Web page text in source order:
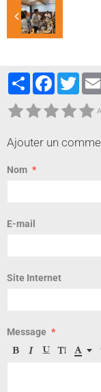
PartagerFacebook
Ajouter un
Nom
E-mail
Site Internet
Message